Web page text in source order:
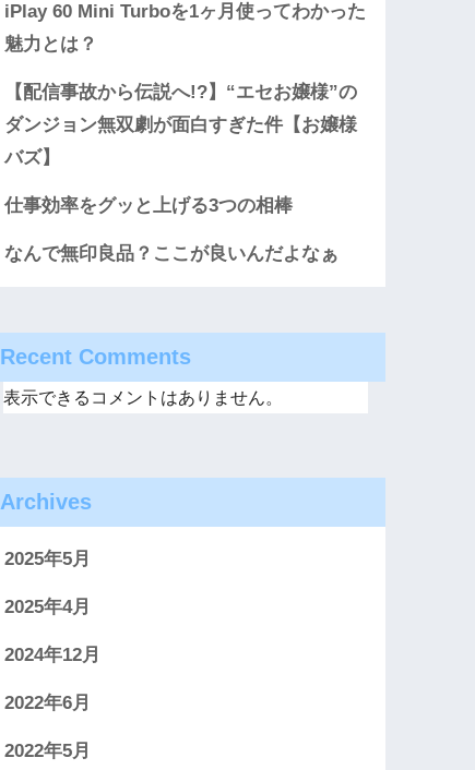
iPlay 60 Mini Turboを1ヶ月使ってわかった
魅力とは？
【配信事故から伝説へ!?】“エセお嬢様”の
ダンジョン無双劇が面白すぎた件【お嬢様
バズ】
仕事効率をグッと上げる3つの相棒
なんで無印良品？ここが良いんだよなぁ
Recent Comments
表示できるコメントはありません。
Archives
2025年5月
2025年4月
2024年12月
2022年6月
2022年5月